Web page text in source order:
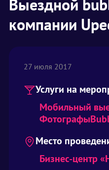
Выездной
компании
27 июля 2017
Услуги на
Мобильный
Фотографы
Место
Бизнес-центр